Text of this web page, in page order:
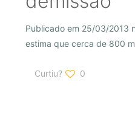
Publicado em 25/03/2013
estima que cerca de 800
Curtiu? 0